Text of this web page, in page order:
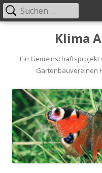
Inhalt
Klima
Ein Gemeinschaftsprojekt
Gartenbauvereinen
Primäres
Suchen
nach: